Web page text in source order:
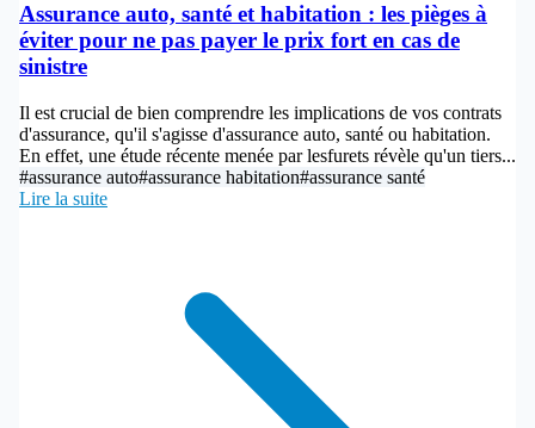
Assurance auto, santé et habitation : les pièges à
éviter pour ne pas payer le prix fort en cas de
sinistre
Il est crucial de bien comprendre les implications de vos contrats
d'assurance, qu'il s'agisse d'assurance auto, santé ou habitation.
En effet, une étude récente menée par lesfurets révèle qu'un tiers...
#assurance auto#assurance habitation#assurance santé
Lire la suite